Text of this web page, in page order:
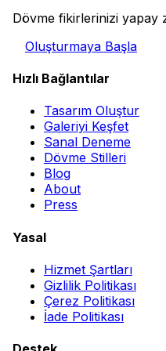
Dövme fikirlerinizi yapay
Oluşturmaya Başla
Hızlı Bağlantılar
Tasarım Oluştur
Galeriyi Keşfet
Sanal Deneme
Dövme Stilleri
Blog
About
Press
Yasal
Hizmet Şartları
Gizlilik Politikası
Çerez Politikası
İade Politikası